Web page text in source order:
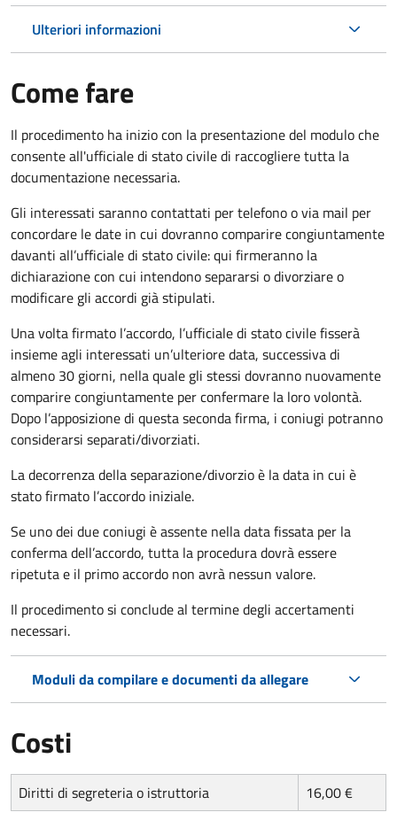
Ulteriori informazioni
Come fare
Il procedimento ha inizio con la presentazione del modulo che
consente all'ufficiale di stato civile di raccogliere tutta la
documentazione necessaria.
Gli interessati saranno contattati per telefono o via mail per
concordare le date in cui dovranno comparire congiuntamente
davanti all’ufficiale di stato civile: qui firmeranno la
dichiarazione con cui intendono separarsi o divorziare o
modificare gli accordi già stipulati.
Una volta firmato l’accordo, l’ufficiale di stato civile fisserà
insieme agli interessati un’ulteriore data, successiva di
almeno 30 giorni, nella quale gli stessi dovranno nuovamente
comparire congiuntamente per confermare la loro volontà.
Dopo l’apposizione di questa seconda firma, i coniugi potranno
considerarsi separati/divorziati.
La decorrenza della separazione/divorzio è la data in cui è
stato firmato l’accordo iniziale.
Se uno dei due coniugi è assente nella data fissata per la
conferma dell’accordo, tutta la procedura dovrà essere
ripetuta e il primo accordo non avrà nessun valore.
Il procedimento si conclude al termine degli accertamenti
necessari.
Moduli da compilare e documenti da allegare
Costi
Diritti di segreteria o istruttoria 16,00 €